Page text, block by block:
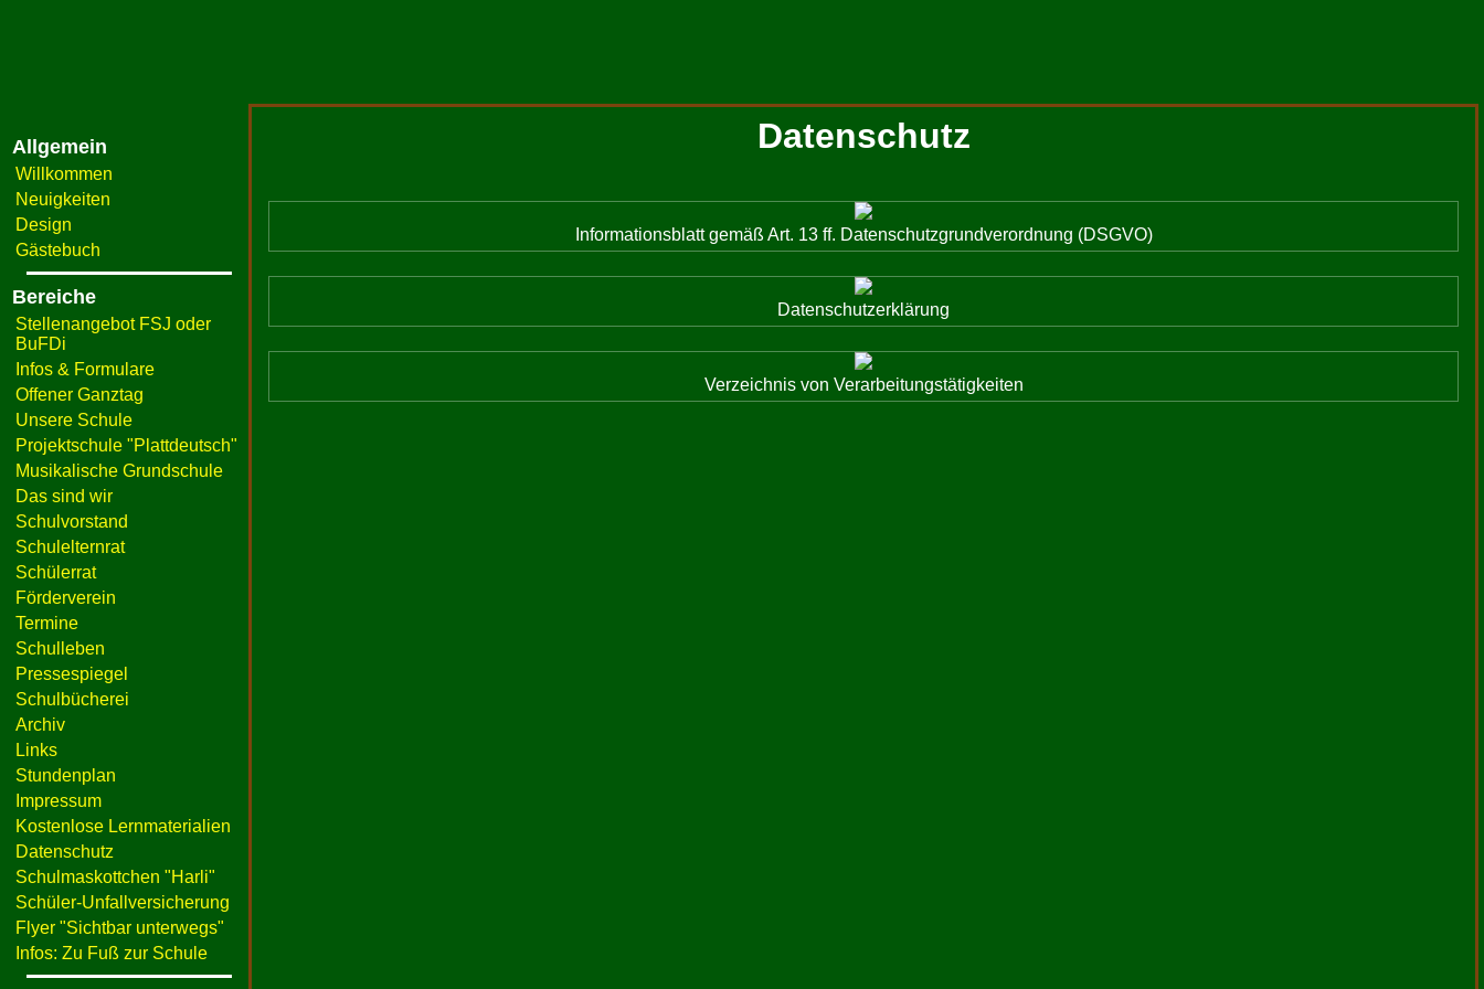
Allgemein
Willkommen
Neuigkeiten
Design
Gästebuch
Bereiche
Stellenangebot FSJ oder
BuFDi
Infos & Formulare
Offener Ganztag
Unsere Schule
Projektschule "Plattdeutsch"
Musikalische Grundschule
Das sind wir
Schulvorstand
Schulelternrat
Schülerrat
Förderverein
Termine
Schulleben
Pressespiegel
Schulbücherei
Archiv
Links
Stundenplan
Impressum
Kostenlose Lernmaterialien
Datenschutz
Schulmaskottchen "Harli"
Schüler-Unfallversicherung
Flyer "Sichtbar unterwegs"
Infos: Zu Fuß zur Schule
Datenschutz
Informationsblatt gemäß Art. 13 ff. Datenschutzgrundverordnung (DSGVO)
Datenschutzerklärung
Verzeichnis von Verarbeitungstätigkeiten